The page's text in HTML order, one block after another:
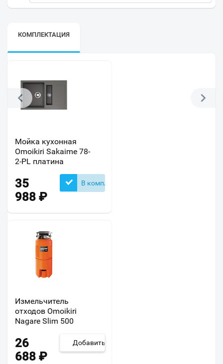
КОМПЛЕКТАЦИЯ
Мойка кухонная
Omoikiri Sakaime 78-
2-PL платина
35
988 ₽
В комплекте
Измельчитель
отходов Omoikiri
Nagare Slim 500
26
688 ₽
Добавить